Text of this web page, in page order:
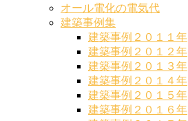
オール電化の電気代
建築事例集
建築事例２０１１年
建築事例２０１２年
建築事例２０１３年
建築事例２０１４年
建築事例２０１５年
建築事例２０１６年